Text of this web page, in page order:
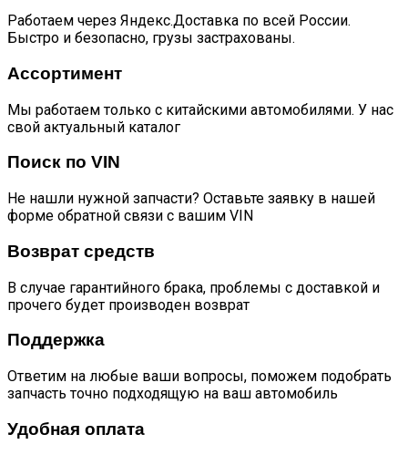
Работаем через Яндекс.Доставка по всей России.
Быстро и безопасно, грузы застрахованы.
Ассортимент
Мы работаем только с китайскими автомобилями. У нас
свой актуальный каталог
Поиск по VIN
Не нашли нужной запчасти? Оставьте заявку в нашей
форме обратной связи с вашим VIN
Возврат средств
В случае гарантийного брака, проблемы с доставкой и
прочего будет производен возврат
Поддержка
Ответим на любые ваши вопросы, поможем подобрать
запчасть точно подходящую на ваш автомобиль
Удобная оплата